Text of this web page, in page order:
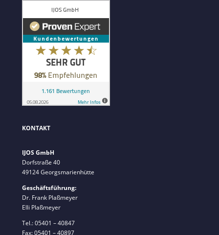
KONTAKT
IJOS GmbH
Dorfstraße 40
49124 Georgsmarienhütte
Geschäftsführung:
Dr. Frank Plaßmeyer
Elli Plaßmeyer
Tel.: 05401 – 40847
Fax: 05401 – 40897